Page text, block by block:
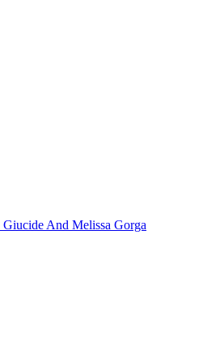
And Melissa Gorga